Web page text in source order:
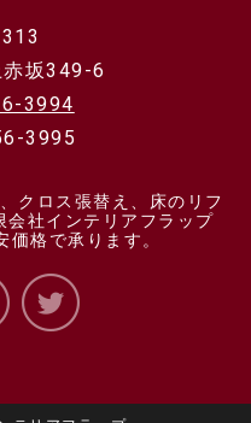
坂349-6
3994
3995
クロス張替え、床のリフ
会社インテリアフラップ
格で承ります。